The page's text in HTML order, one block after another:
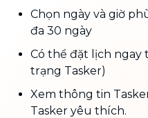
Chọn ngày và giờ
đa 30 ngày
Có thể đặt lịch ngay
trạng Tasker)
Xem thông tin
Tasker yêu thích.